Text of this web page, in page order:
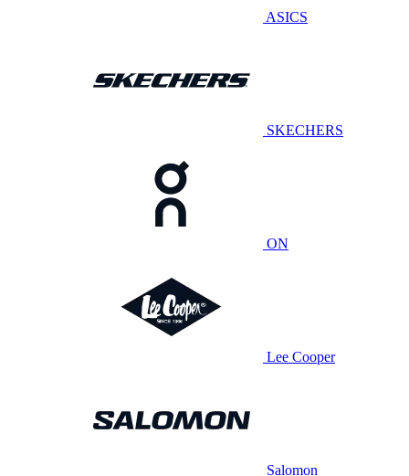
ASICS
SKECHERS
ON
Lee Cooper
Salomon